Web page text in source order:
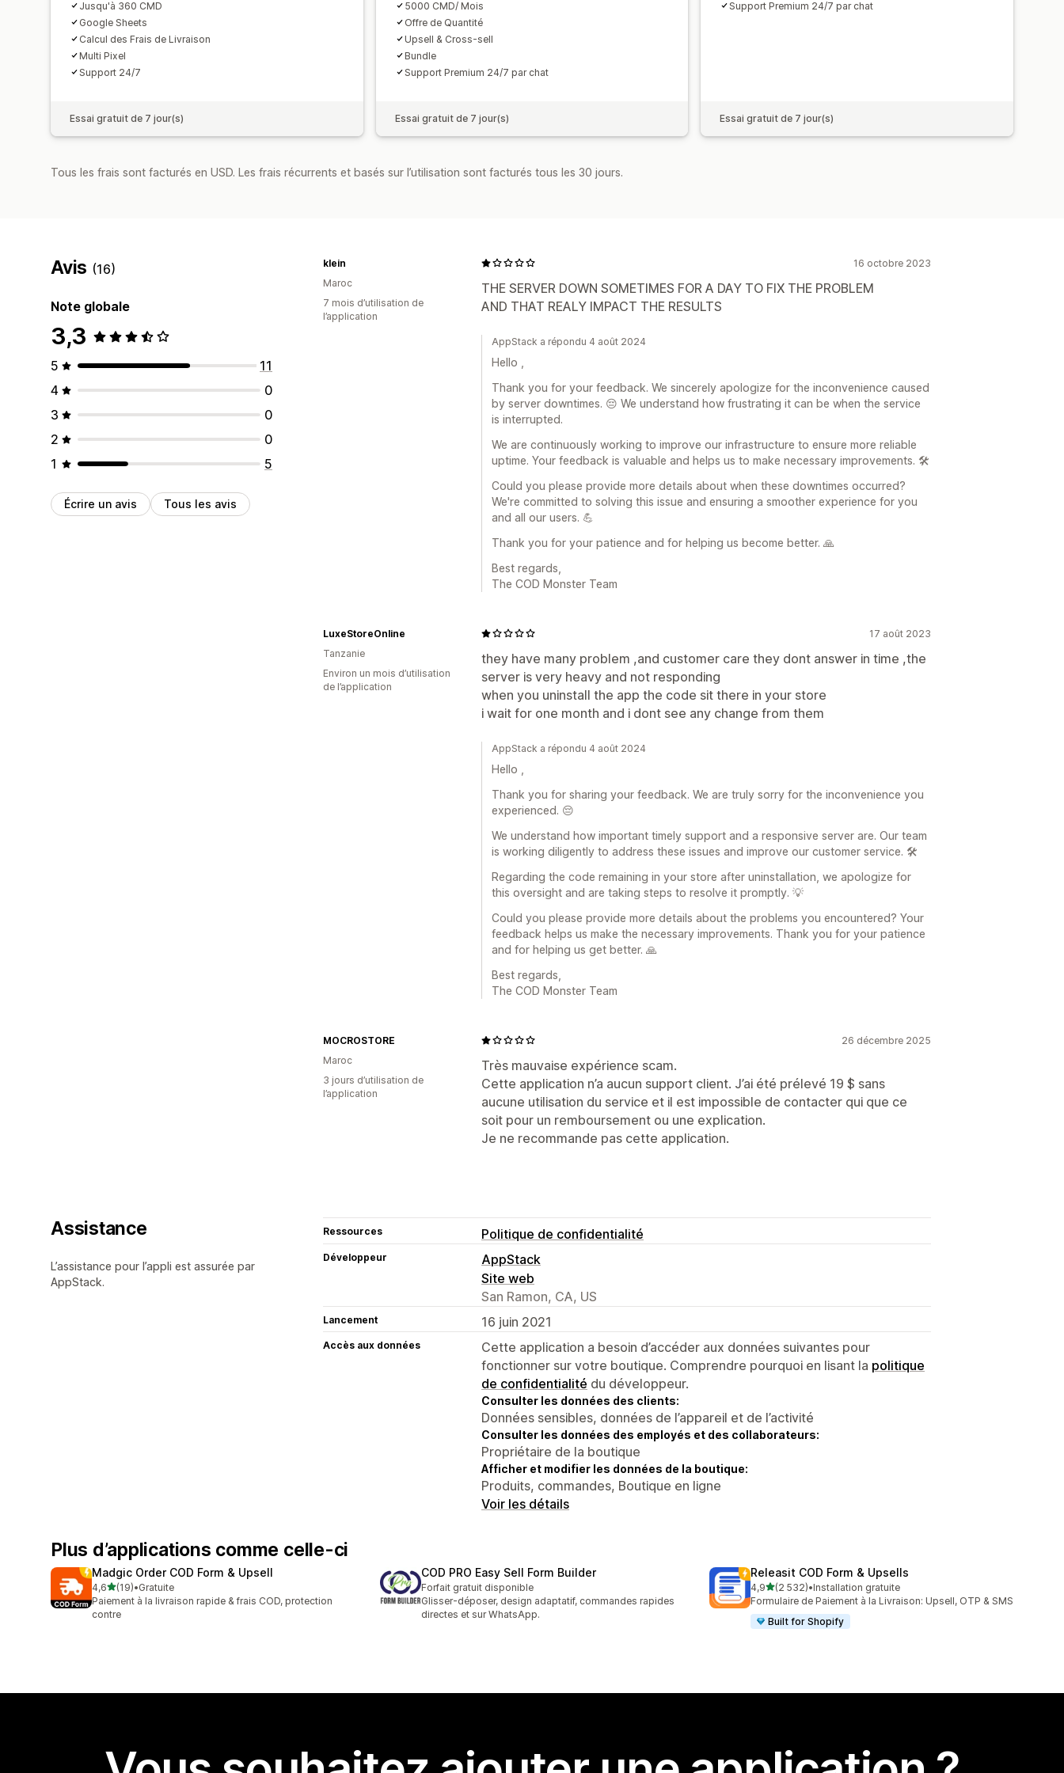
Jusqu'à 360 CMD
Google Sheets
Calcul des Frais de Livraison
Multi Pixel
Support 24/7
Essai gratuit de 7 jour(s)
5000 CMD/ Mois
Offre de Quantité
Upsell & Cross-sell
Bundle
Support Premium 24/7 par chat
Essai gratuit de 7 jour(s)
Support Premium 24/7 par chat
Essai gratuit de 7 jour(s)
Tous les frais sont facturés en USD. Les frais récurrents et basés sur l’utilisation sont facturés tous les 30 jours.
Avis (16)
Note globale
3,3
5
11
4
0
3
0
2
0
1
5
Écrire un avis Tous les avis
16 octobre 2023
THE SERVER DOWN SOMETIMES FOR A DAY TO FIX THE PROBLEM
AND THAT REALY IMPACT THE RESULTS
klein
Maroc
7 mois d’utilisation de
l’application
AppStack a répondu 4 août 2024
Hello ,
Thank you for your feedback. We sincerely apologize for the inconvenience caused
by server downtimes. 😔 We understand how frustrating it can be when the service
is interrupted.
We are continuously working to improve our infrastructure to ensure more reliable
uptime. Your feedback is valuable and helps us to make necessary improvements. 🛠️
Could you please provide more details about when these downtimes occurred?
We're committed to solving this issue and ensuring a smoother experience for you
and all our users. 💪
Thank you for your patience and for helping us become better. 🙏
Best regards,
The COD Monster Team
17 août 2023
they have many problem ,and customer care they dont answer in time ,the
server is very heavy and not responding
when you uninstall the app the code sit there in your store
i wait for one month and i dont see any change from them
LuxeStoreOnline
Tanzanie
Environ un mois d’utilisation
de l’application
AppStack a répondu 4 août 2024
Hello ,
Thank you for sharing your feedback. We are truly sorry for the inconvenience you
experienced. 😔
We understand how important timely support and a responsive server are. Our team
is working diligently to address these issues and improve our customer service. 🛠️
Regarding the code remaining in your store after uninstallation, we apologize for
this oversight and are taking steps to resolve it promptly. 💡
Could you please provide more details about the problems you encountered? Your
feedback helps us make the necessary improvements. Thank you for your patience
and for helping us get better. 🙏
Best regards,
The COD Monster Team
26 décembre 2025
Très mauvaise expérience scam.
Cette application n’a aucun support client. J’ai été prélevé 19 $ sans
aucune utilisation du service et il est impossible de contacter qui que ce
soit pour un remboursement ou une explication.
Je ne recommande pas cette application.
MOCROSTORE
Maroc
3 jours d’utilisation de
l’application
Assistance
L’assistance pour l’appli est assurée par
AppStack.
Ressources Politique de confidentialité
Développeur
AppStack
Site web
San Ramon, CA, US
Lancement 16 juin 2021
Accès aux données
Cette application a besoin d’accéder aux données suivantes pour
fonctionner sur votre boutique. Comprendre pourquoi en lisant la politique
de confidentialité du développeur.
Consulter les données des clients:
Données sensibles, données de l’appareil et de l’activité
Consulter les données des employés et des collaborateurs:
Propriétaire de la boutique
Afficher et modifier les données de la boutique:
Produits, commandes, Boutique en ligne
Voir les détails
Plus d’applications comme celle-ci
Madgic Order COD Form & Upsell
4,6étoile(s) sur 5
(19)
19 avis au total
•Gratuite
Paiement à la livraison rapide & frais COD, protection
contre
COD PRO Easy Sell Form Builder
Forfait gratuit disponible
Glisser-déposer, design adaptatif, commandes rapides
directes et sur WhatsApp.
Releasit COD Form & Upsells
4,9étoile(s) sur 5
(2 532)
2532 avis au total
•Installation gratuite
Formulaire de Paiement à la Livraison: Upsell, OTP & SMS
Built for Shopify